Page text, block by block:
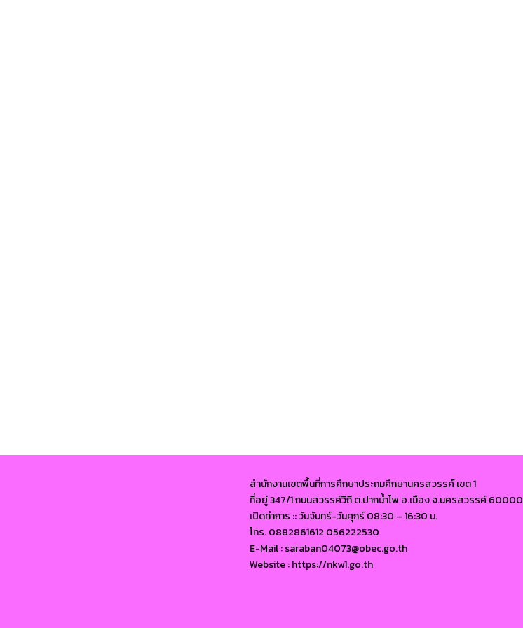
สำนักงานเขตพื้นที่การศึกษาประถมศึกษานครสวรรค์ เขต 1
ที่อยู่ 347/1 ถนนสวรรค์วิถี ต.ปากน้ำโพ อ.เมือง จ.นครสวรรค์ 60000
เปิดทำการ :: วันจันทร์-วันศุกร์ 08:30 – 16:30 น.
โทร. 0882861612 056222530
E-Mail : saraban04073@obec.go.th
Website : https://nkw1.go.th